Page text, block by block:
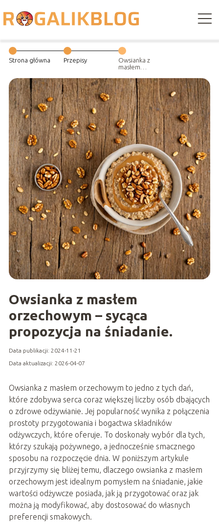
Strona główna Przepisy
Owsianka z
masłem
sycąca
propozycja na
śniadanie.
Owsianka z masłem
orzechowym – sycąca
propozycja na śniadanie.
Data publikacji: 2024-11-21
Data aktualizacji: 2026-04-07
Owsianka z masłem orzechowym to jedno z tych dań,
które zdobywa serca coraz większej liczby osób dbających
o zdrowe odżywianie. Jej popularność wynika z połączenia
prostoty przygotowania i bogactwa składników
odżywczych, które oferuje. To doskonały wybór dla tych,
którzy szukają pożywnego, a jednocześnie smacznego
sposobu na rozpoczęcie dnia. W poniższym artykule
przyjrzymy się bliżej temu, dlaczego owsianka z masłem
orzechowym jest idealnym pomysłem na śniadanie, jakie
wartości odżywcze posiada, jak ją przygotować oraz jak
można ją modyfikować, aby dostosować do własnych
preferencji smakowych.